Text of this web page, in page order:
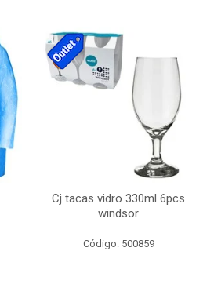
Cj tacas vidro 330ml 6pcs
windsor
Código: 500859